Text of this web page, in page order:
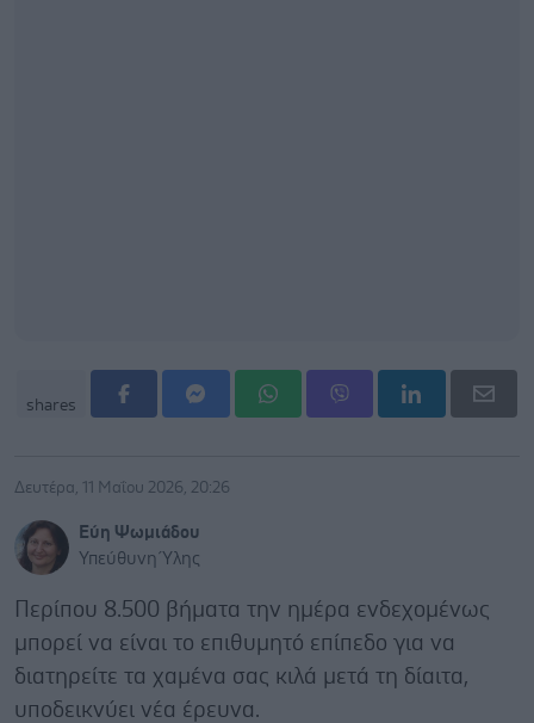
shares
Δευτέρα, 11 Μαΐου 2026, 20:26
Εύη Ψωμιάδου
Υπεύθυνη Ύλης
Περίπου 8.500 βήματα την ημέρα ενδεχομένως
μπορεί να είναι το επιθυμητό επίπεδο για να
διατηρείτε τα χαμένα σας κιλά μετά τη δίαιτα,
υποδεικνύει νέα έρευνα.